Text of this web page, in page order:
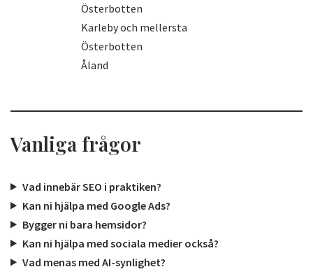
Österbotten
Karleby och mellersta
Österbotten
Åland
Vanliga frågor
Vad innebär SEO i praktiken?
Kan ni hjälpa med Google Ads?
Bygger ni bara hemsidor?
Kan ni hjälpa med sociala medier också?
Vad menas med AI-synlighet?